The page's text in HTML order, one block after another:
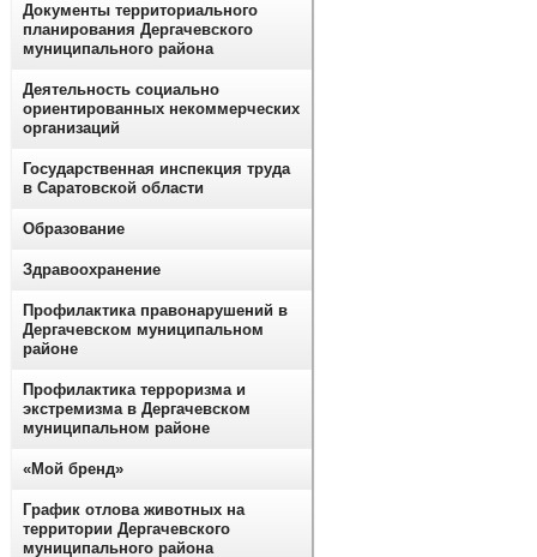
Документы территориального
планирования Дергачевского
муниципального района
Деятельность социально
ориентированных некоммерческих
организаций
Государственная инспекция труда
в Саратовской области
Образование
Здравоохранение
Профилактика правонарушений в
Дергачевском муниципальном
районе
Профилактика терроризма и
экстремизма в Дергачевском
муниципальном районе
«Мой бренд»
График отлова животных на
территории Дергачевского
муниципального района